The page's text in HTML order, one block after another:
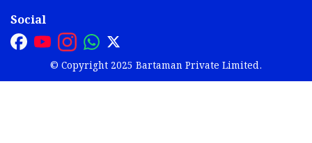
Social
© Copyright 2025 Bartaman Private Limited.